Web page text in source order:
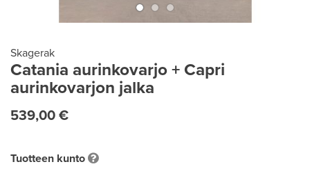
Skagerak
Catania aurinkovarjo + Capri
aurinkovarjon jalka
539,00 €
Tuotteen kunto